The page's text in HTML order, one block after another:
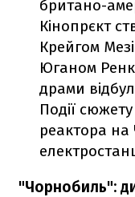
британо-
Кінопрєкт
Крейгом
Юганом
драми
Події
реактора на
"Чорнобиль":